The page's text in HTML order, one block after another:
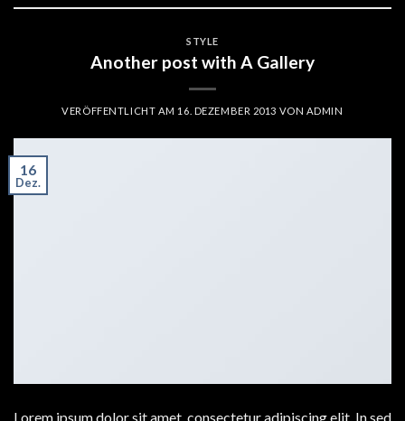
STYLE
Another post with A Gallery
VERÖFFENTLICHT AM 16. DEZEMBER 2013 VON ADMIN
16
Dez.
Lorem ipsum dolor sit amet, consectetur adipiscing elit. In sed